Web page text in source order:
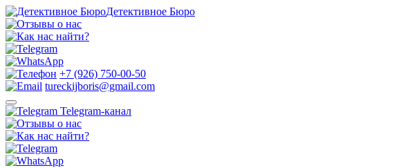
Детективное Бюро
+7 (926) 750-00-50
tureckijboris@gmail.com
Telegram-канал